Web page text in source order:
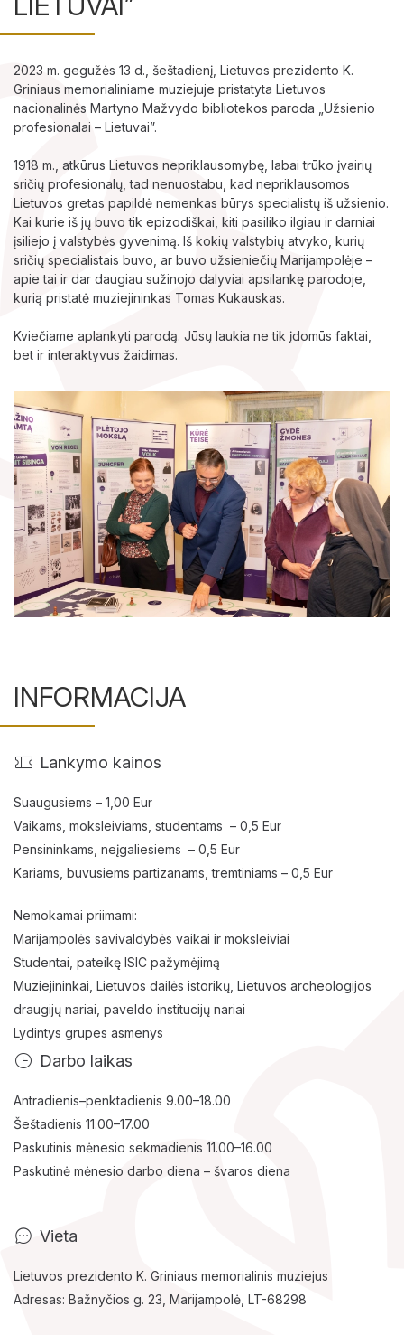
Lankytojams
Ekspozicijos
Edukaciniai užsiėmimai
Straipsniai
Lankytojams
Apie mus
Edukaciniai užsiėmimai
2023 m. gegužės 13 d., šeštadienį, Lietuvos prezidento K.
Griniaus memorialiniame muziejuje pristatyta Lietuvos
nacionalinės Martyno Mažvydo bibliotekos paroda „Užsienio
profesionalai – Lietuvai”.
1918 m., atkūrus Lietuvos nepriklausomybę, labai trūko įvairių
sričių profesionalų, tad nenuostabu, kad nepriklausomos
Lietuvos gretas papildė nemenkas būrys specialistų iš užsienio.
Kai kurie iš jų buvo tik epizodiškai, kiti pasiliko ilgiau ir darniai
įsiliejo į valstybės gyvenimą. Iš kokių valstybių atvyko, kurių
sričių specialistais buvo, ar buvo užsieniečių Marijampolėje –
apie tai ir dar daugiau sužinojo dalyviai apsilankę parodoje,
kurią pristatė muziejininkas Tomas Kukauskas.
Kviečiame aplankyti parodą. Jūsų laukia ne tik įdomūs faktai,
bet ir interaktyvus žaidimas.
INFORMACIJA
Lankymo kainos
Suaugusiems – 1,00 Eur
Vaikams, moksleiviams, studentams – 0,5 Eur
Pensininkams, neįgaliesiems – 0,5 Eur
Kariams, buvusiems partizanams, tremtiniams – 0,5 Eur
Nemokamai priimami:
Marijampolės savivaldybės vaikai ir moksleiviai
Studentai, pateikę ISIC pažymėjimą
Muziejininkai, Lietuvos dailės istorikų, Lietuvos archeologijos
draugijų nariai, paveldo institucijų nariai
Lydintys grupes asmenys
Darbo laikas
Antradienis–penktadienis 9.00–18.00
Šeštadienis 11.00–17.00
Paskutinis mėnesio sekmadienis 11.00–16.00
Paskutinė mėnesio darbo diena – švaros diena
Vieta
Lietuvos prezidento K. Griniaus memorialinis muziejus
Adresas: Bažnyčios g. 23, Marijampolė, LT-68298